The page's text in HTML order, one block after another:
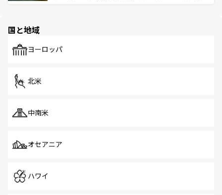
で、ホーカーズは地元の風情を楽しめる外せないスポット
国と地域
ヨーロッパ
北米
中南米
オセアニア
ハワイ